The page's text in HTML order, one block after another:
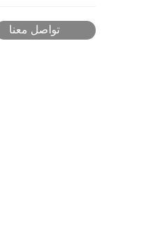
تواصل معنا